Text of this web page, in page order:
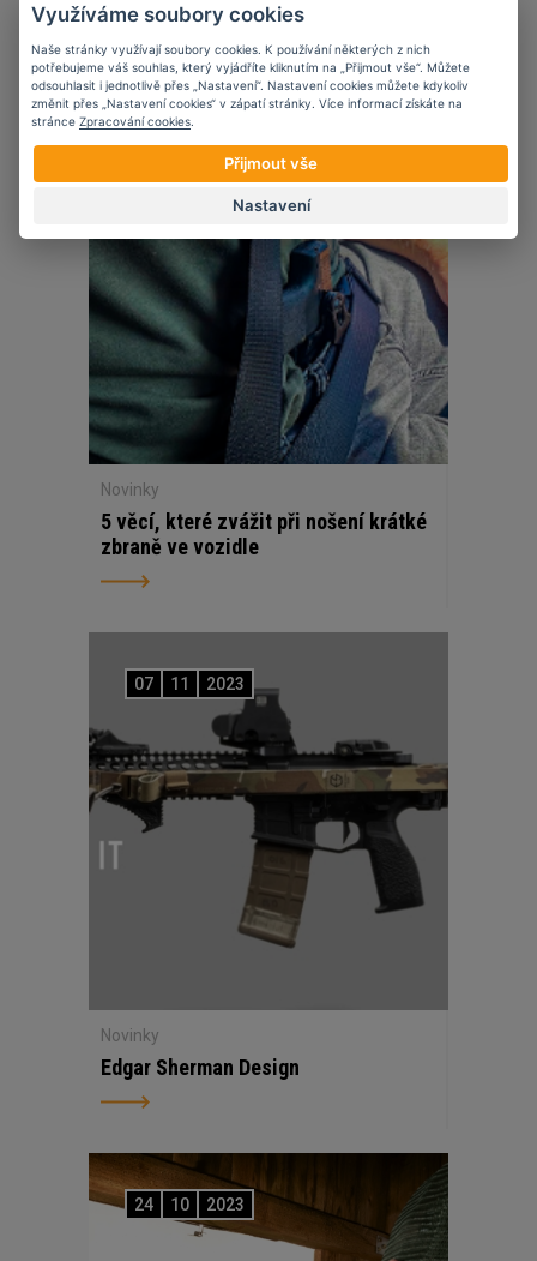
TESTY A RECENZE OBLEČENÍ
Novinky
5 věcí, které zvážit při nošení krátké
zbraně ve vozidle
07 11 2023
Novinky
Edgar Sherman Design
24 10 2023
Využíváme soubory cookies
Naše stránky využívají soubory cookies. K používání některých z nich
potřebujeme váš souhlas, který vyjádříte kliknutím na „Přijmout vše“. Můžete
odsouhlasit i jednotlivě přes „Nastavení“. Nastavení cookies můžete kdykoliv
změnit přes „Nastavení cookies“ v zápatí stránky. Více informací získáte na
stránce Zpracování cookies
Přijmout vše
Nastavení